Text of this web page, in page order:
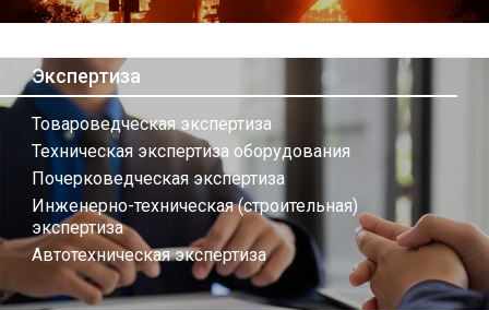
Экспертиза
Товароведческая экспертиза
Техническая экспертиза оборудования
Почерковедческая экспертиза
Инженерно-техническая (строительная)
экспертиза
Автотехническая экспертиза